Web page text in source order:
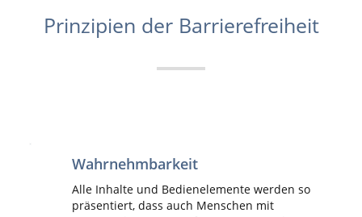
Prinzipien der Barrierefreiheit
Wahrnehmbarkeit
Alle Inhalte und Bedienelemente werden so
präsentiert, dass auch Menschen mit